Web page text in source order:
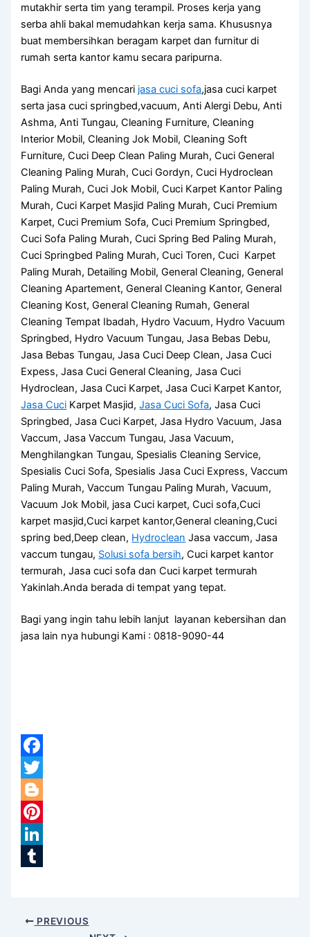
mutakhir serta tim yang terampil. Proses kerja yang
serba ahli bakal memudahkan kerja sama. Khususnya
buat membersihkan beragam karpet dan furnitur di
rumah serta kantor kamu secara paripurna.
Bagi Anda yang mencari jasa cuci sofa,jasa cuci karpet
serta jasa cuci springbed,vacuum, Anti Alergi Debu, Anti
Ashma, Anti Tungau, Cleaning Furniture, Cleaning
Interior Mobil, Cleaning Jok Mobil, Cleaning Soft
Furniture, Cuci Deep Clean Paling Murah, Cuci General
Cleaning Paling Murah, Cuci Gordyn, Cuci Hydroclean
Paling Murah, Cuci Jok Mobil, Cuci Karpet Kantor Paling
Murah, Cuci Karpet Masjid Paling Murah, Cuci Premium
Karpet, Cuci Premium Sofa, Cuci Premium Springbed,
Cuci Sofa Paling Murah, Cuci Spring Bed Paling Murah,
Cuci Springbed Paling Murah, Cuci Toren, Cuci Karpet
Paling Murah, Detailing Mobil, General Cleaning, General
Cleaning Apartement, General Cleaning Kantor, General
Cleaning Kost, General Cleaning Rumah, General
Cleaning Tempat Ibadah, Hydro Vacuum, Hydro Vacuum
Springbed, Hydro Vacuum Tungau, Jasa Bebas Debu,
Jasa Bebas Tungau, Jasa Cuci Deep Clean, Jasa Cuci
Expess, Jasa Cuci General Cleaning, Jasa Cuci
Hydroclean, Jasa Cuci Karpet, Jasa Cuci Karpet Kantor,
Jasa Cuci Karpet Masjid,Jasa Cuci Sofa, Jasa Cuci
Springbed, Jasa Cuci Karpet, Jasa Hydro Vacuum, Jasa
Vaccum, Jasa Vaccum Tungau, Jasa Vacuum,
Menghilangkan Tungau, Spesialis Cleaning Service,
Spesialis Cuci Sofa, Spesialis Jasa Cuci Express, Vaccum
Paling Murah, Vaccum Tungau Paling Murah, Vacuum,
Vacuum Jok Mobil, jasa Cuci karpet, Cuci sofa,Cuci
karpet masjid,Cuci karpet kantor,General cleaning,Cuci
spring bed,Deep clean, Hydroclean Jasa vaccum, Jasa
vaccum tungau, Solusi sofa bersih, Cuci karpet kantor
termurah, Jasa cuci sofa dan Cuci karpet termurah
Yakinlah.Anda berada di tempat yang tepat.
Bagi yang ingin tahu lebih lanjut layanan kebersihan dan
jasa lain nya hubungi Kami : 0818-9090-44
Facebook
Twitter
Blogger
Pinterest
LinkedIn
PREVIOUS